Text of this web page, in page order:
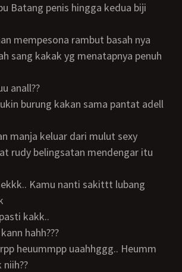
Batang penis hingga kedua biji
sang kakak yg menatapnya penuh
anall??
rudy belingsatan mendengar itu
kakk..
hahh???